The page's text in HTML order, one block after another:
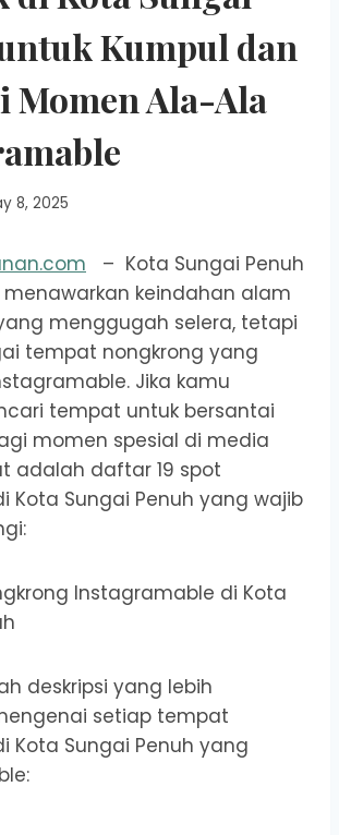
Kumpul dan
Momen Ala-Ala
8, 2025
– Kota Sungai Penuh
keindahan alam
menggugah selera, tetapi
tempat nongkrong yang
Jika kamu
tempat untuk bersantai
momen spesial di media
adalah daftar 19 spot
Kota Sungai Penuh yang wajib
Instagramable di Kota
deskripsi yang lebih
setiap tempat
Kota Sungai Penuh yang